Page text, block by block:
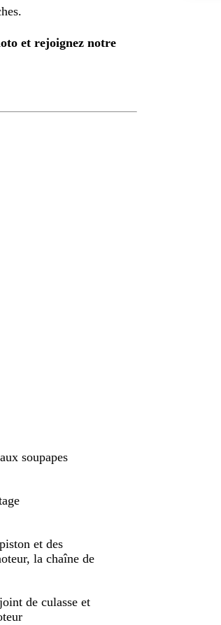
et rejoignez notre
soupapes
et des
la chaîne de
de culasse et